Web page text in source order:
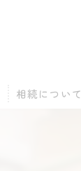
相続について